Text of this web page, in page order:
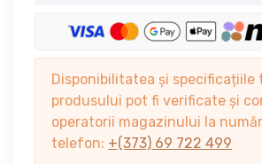
Disponibilitatea și specificațiile
produsului pot fi verificate și
operatorii magazinului la
telefon: +(373) 69 722 499